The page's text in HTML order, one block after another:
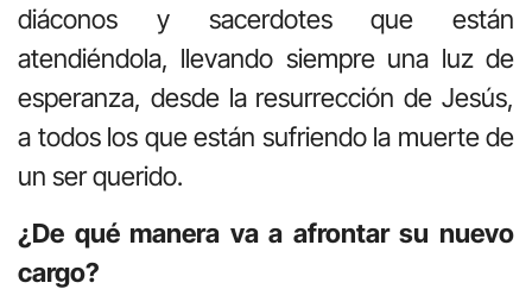
diáconos y sacerdotes que están
atendiéndola, llevando siempre una luz de
esperanza, desde la resurrección de Jesús,
a todos los que están sufriendo la muerte de
un ser querido.
¿De qué manera va a afrontar su nuevo
cargo?